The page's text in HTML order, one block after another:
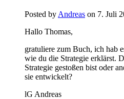
Posted by Andreas on 7. Juli
Hallo Thomas,
gratuliere zum Buch, ich hab
wie du die Strategie erklärst.
Strategie gestoßen bist oder
sie entwickelt?
lG Andreas